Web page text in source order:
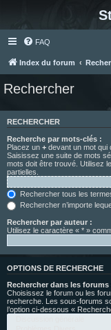
FAQ
Index du forum
Rechercher
RECHERCHER
Recherche par mots-clés :
Placez un + devant un mot qui
Saisissez une suite de mots
mots doit être trouvé. Utilisez
partielles.
Rechercher tous les
Rechercher n’importe
Rechercher par auteur :
Utilisez le caractère « * »
OPTIONS DE RECHERCHE
Rechercher dans les forums
Choisissez le forum ou les
recherche. Les sous-forums
l’option ci-dessous «